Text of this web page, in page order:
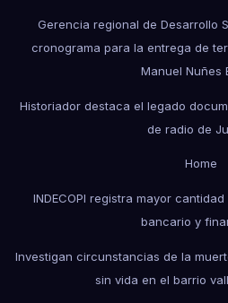
Gerencia regional de Desarrollo
cronograma para la entrega de
Manuel Nuñes
Historiador destaca el legado
de radio de
Home
INDECOPI registra mayor
bancario y
Investigan circunstancias de la
sin vida en el barrio